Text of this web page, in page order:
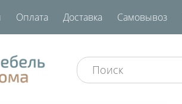
Оплата Доставка Самовывоз